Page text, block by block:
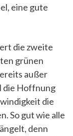
eine gute
die zweite
grünen
außer
die Hoffnung
die
So gut wie alle
denn